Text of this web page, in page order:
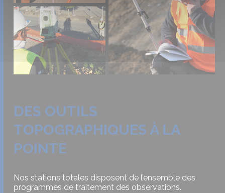
DES OUTILS
TOPOGRAPHIQUES À LA
POINTE
Nos stations totales disposent de l’ensemble des
programmes de traitement des observations.